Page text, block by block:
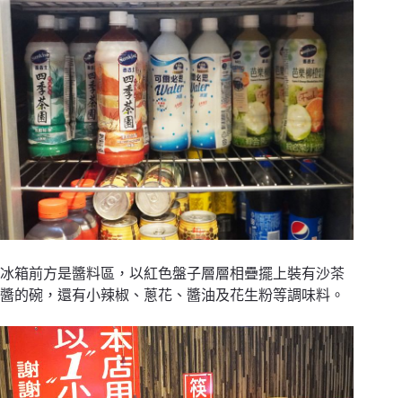
冰箱前方是醬料區，以紅色盤子層層相疊擺上裝有沙茶
醬的碗，還有小辣椒、蔥花、醬油及花生粉等調味料。